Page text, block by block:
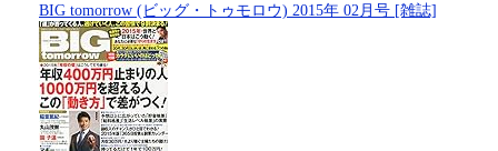
BIG tomorrow (ビッグ・トゥモロウ) 2015年 02月号 [雑誌]